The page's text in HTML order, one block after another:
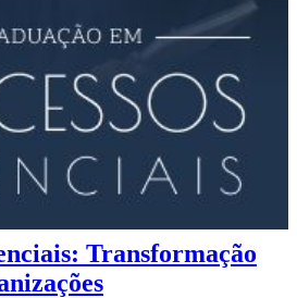
Transformação